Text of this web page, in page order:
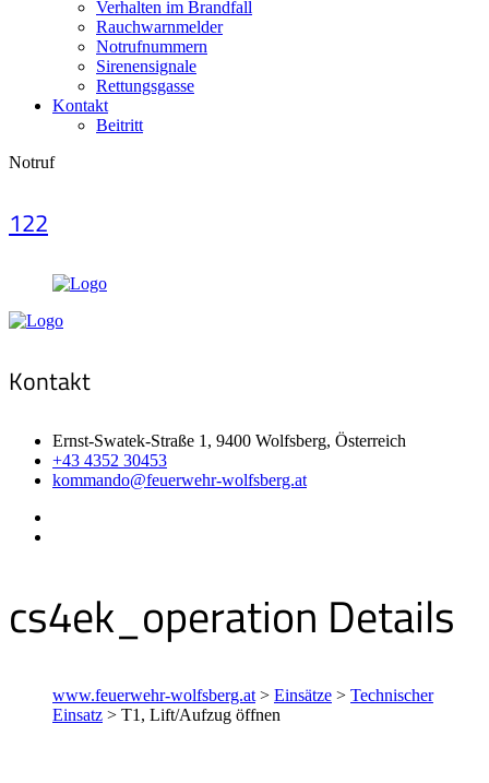
Verhalten im Brandfall
Rauchwarnmelder
Notrufnummern
Sirenensignale
Rettungsgasse
Kontakt
Beitritt
Notruf
122
Kontakt
Ernst-Swatek-Straße 1, 9400 Wolfsberg, Österreich
+43 4352 30453
kommando@feuerwehr-wolfsberg.at
cs4ek_operation Details
www.feuerwehr-wolfsberg.at > Einsätze > Technischer
Einsatz > T1, Lift/Aufzug öffnen